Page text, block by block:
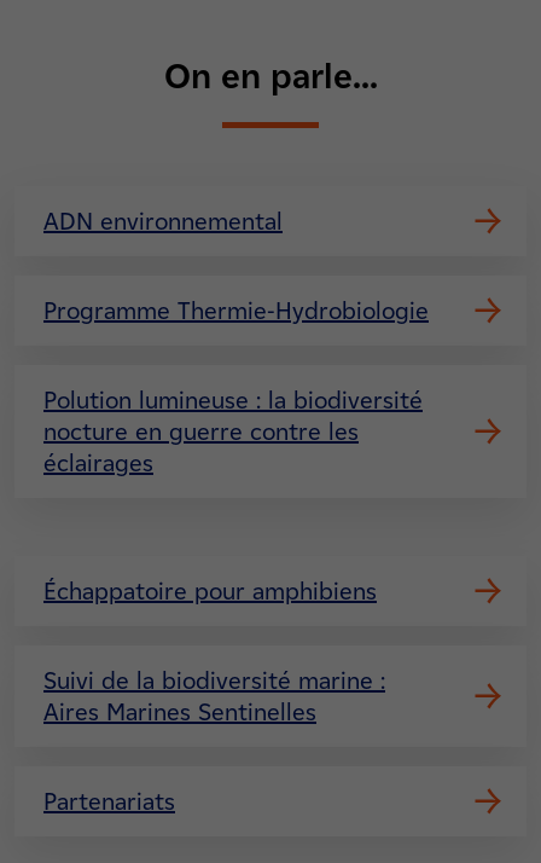
On en parle...
ADN environnemental
Programme Thermie-Hydrobiologie
Polution lumineuse : la biodiversité
nocture en guerre contre les
éclairages
Échappatoire pour amphibiens
Suivi de la biodiversité marine :
Aires Marines Sentinelles
Partenariats